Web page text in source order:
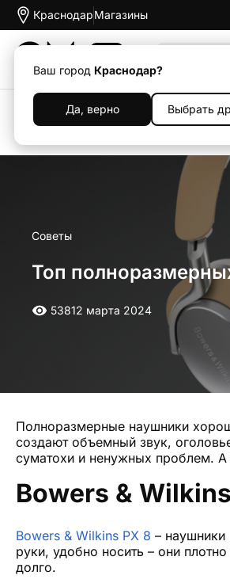
Краснодар
Ваш город Краснодар?
Да, верно Выбрать
Магазины
Советы
Топ
53812 марта 2024
Полноразмерные наушники
создают объемный звук,
суматохи и ненужных проблем. А
Bowers &
Bowers & Wilkins PX 8 –
руки, удобно носить – они
долго.